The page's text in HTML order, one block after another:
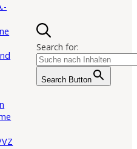
Search for:
Search Button